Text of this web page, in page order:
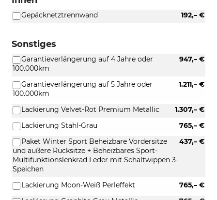
192,– €
Gepäcknetztrennwand
Sonstiges
947,– €
Garantieverlängerung auf 4 Jahre oder
100.000km
1.211,– €
Garantieverlängerung auf 5 Jahre oder
100.000km
1.307,– €
Lackierung Velvet-Rot Premium Metallic
765,– €
Lackierung Stahl-Grau
437,– €
Paket Winter Sport Beheizbare Vordersitze
und äußere Rücksitze + Beheizbares Sport-
Multifunktionslenkrad Leder mit Schaltwippen 3-
Speichen
765,– €
Lackierung Moon-Weiß Perleffekt